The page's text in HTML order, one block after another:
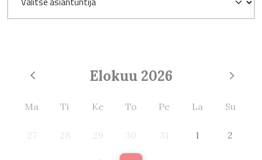
Elokuu 2026
Ma Ti Ke To Pe La Su
27 28 29 30 31 1 2